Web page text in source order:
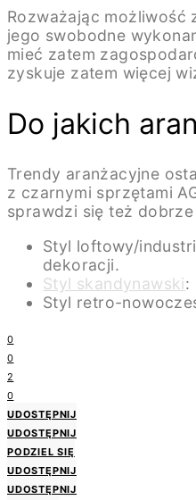
Rozważając możliwość
jego swobodne
mieć zatem
zyskuje zatem więcej
Do jakich
Trendy aranżacyjne
z czarnymi sprzętami
sprawdzi się też
Styl loftowy/
dekoracji.
Styl skandynawski:
Styl retro-
0
0
2
0
UDOSTĘPNIJ
UDOSTĘPNIJ
PODZIEL SIĘ
UDOSTĘPNIJ
UDOSTĘPNIJ